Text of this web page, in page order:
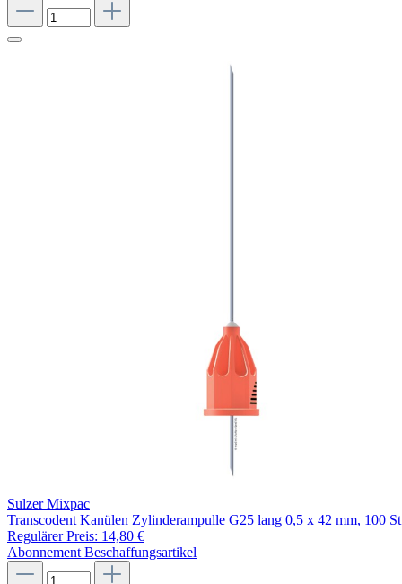
Sulzer Mixpac
Transcodent Kanülen Zylinderampulle G25 lang 0,5 x 42 mm, 100
Regulärer Preis: 14,80 €
Abonnement Beschaffungsartikel